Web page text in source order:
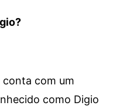
com um
como Digio